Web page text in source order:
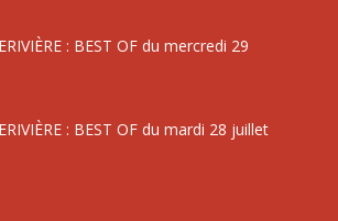
: BEST OF du mercredi 29
: BEST OF du mardi 28 juillet